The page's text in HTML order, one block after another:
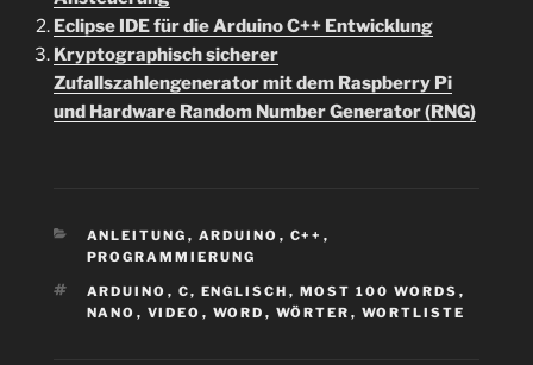
Eclipse IDE für die Arduino C++ Entwicklung
Kryptographisch sicherer
Zufallszahlengenerator mit dem Raspberry Pi
und Hardware Random Number Generator (RNG)
KATEGORIEN
ANLEITUNG , ARDUINO , C++ ,
PROGRAMMIERUNG
SCHLAGWÖRTER
ARDUINO , C, ENGLISCH , MOST 100 WORDS ,
NANO , VIDEO , WORD , WÖRTER , WORTLISTE